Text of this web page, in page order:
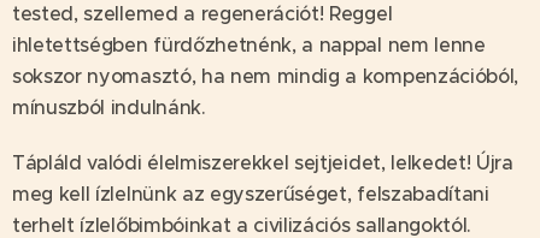
tested, szellemed a regenerációt! Reggel
ihletettségben fürdőzhetnénk, a nappal nem lenne
sokszor nyomasztó, ha nem mindig a kompenzációból,
mínuszból indulnánk.
Tápláld valódi élelmiszerekkel sejtjeidet, lelkedet! Újra
meg kell ízlelnünk az egyszerűséget, felszabadítani
terhelt ízlelőbimbóinkat a civilizációs sallangoktól.